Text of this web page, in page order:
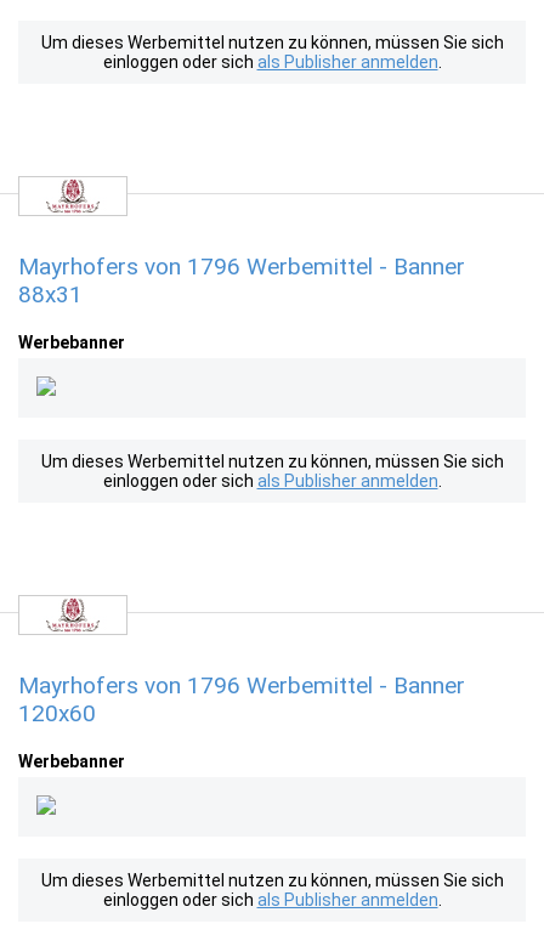
Um dieses Werbemittel nutzen zu können, müssen Sie sich
einloggen oder sich als Publisher anmelden
Mayrhofers von 1796 Werbemittel - Banner
88x31
Werbebanner
Um dieses Werbemittel nutzen zu können, müssen Sie sich
einloggen oder sich als Publisher anmelden
Mayrhofers von 1796 Werbemittel - Banner
120x60
Werbebanner
Um dieses Werbemittel nutzen zu können, müssen Sie sich
einloggen oder sich als Publisher anmelden